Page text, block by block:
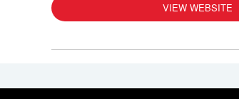
VIEW WEBSITE